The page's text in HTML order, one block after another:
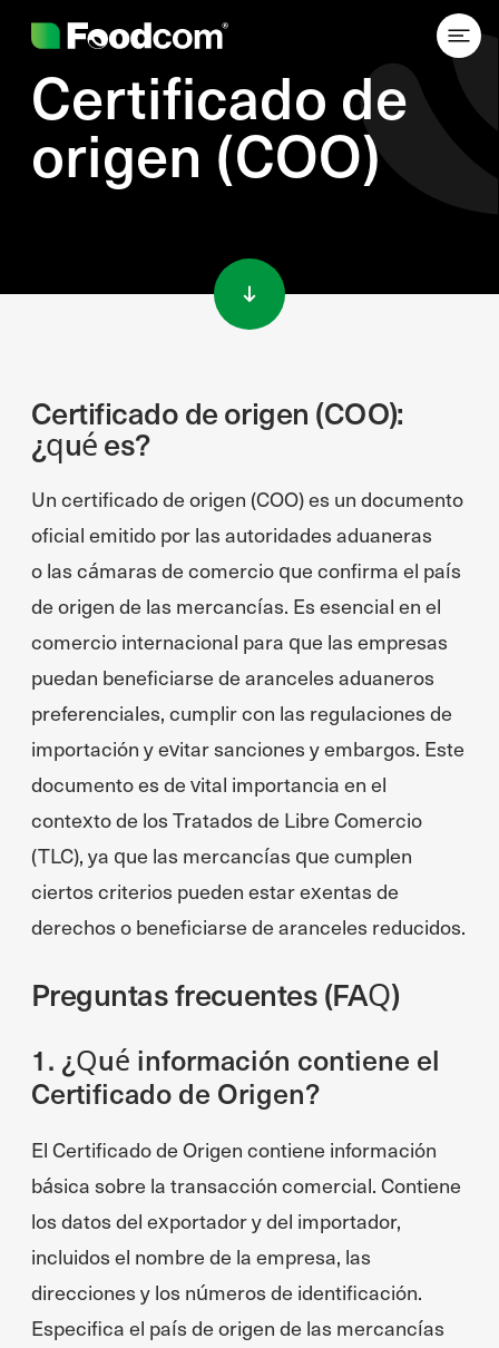
Certificado de
origen (COO)
Certificado de origen (COO):
¿qué es?
Un certificado de origen (COO) es un documento
oficial emitido por las autoridades aduaneras
o las cámaras de comercio que confirma el país
de origen de las mercancías. Es esencial en el
comercio internacional para que las empresas
puedan beneficiarse de aranceles aduaneros
preferenciales, cumplir con las regulaciones de
importación y evitar sanciones y embargos. Este
documento es de vital importancia en el
contexto de los Tratados de Libre Comercio
(TLC), ya que las mercancías que cumplen
ciertos criterios pueden estar exentas de
derechos o beneficiarse de aranceles reducidos.
Preguntas frecuentes (FAQ)
1. ¿Qué información contiene el
Certificado de Origen?
El Certificado de Origen contiene información
básica sobre la transacción comercial. Contiene
los datos del exportador y del importador,
incluidos el nombre de la empresa, las
direcciones y los números de identificación.
Especifica el país de origen de las mercancías